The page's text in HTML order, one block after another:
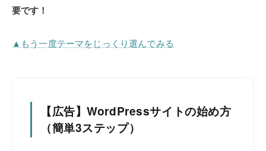
要です！
▲もう一度テーマをじっくり選んでみる
【広告】WordPressサイトの始め方
（簡単3ステップ）